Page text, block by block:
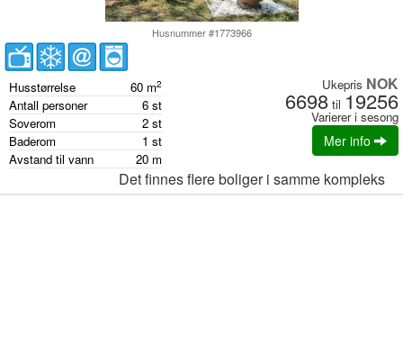
Husnummer #1773966
Husstørrelse 60 m2
Antall personer 6 st
Soverom
2 st
Baderom
1 st
Avstand til vann
20 m
Ukepris NOK
6698 til 19256
Varierer i sesong
Mer info
Det finnes flere boliger i samme kompleks